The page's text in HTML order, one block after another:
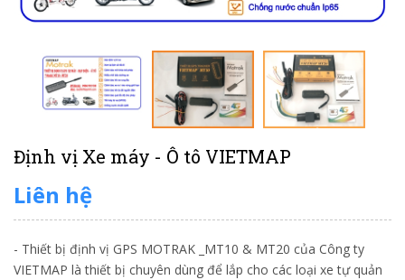
Định vị Xe máy - Ô tô VIETMAP
Liên hệ
- Thiết bị định vị GPS MOTRAK _MT10 & MT20 của Công ty
VIETMAP là thiết bị chuyên dùng để lắp cho các loại xe tự quản